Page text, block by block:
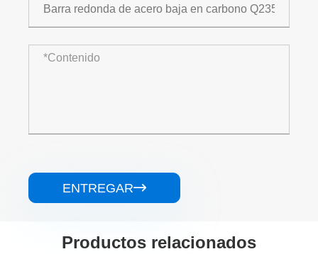
ENTREGAR
Productos relacionados